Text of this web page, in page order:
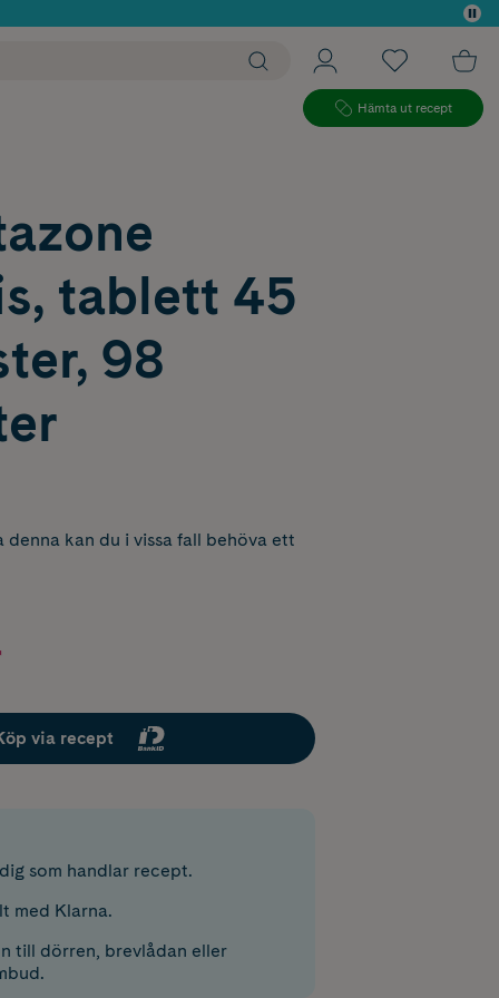
Hämta ut recept
tablett 45
98
kan du i vissa fall behöva ett
via recept
som handlar recept.
med Klarna.
till dörren, brevlådan eller